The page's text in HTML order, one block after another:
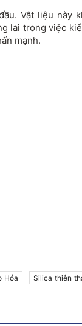
Vật liệu này
lai trong việc
mạnh.
Hỏa Silica thiên